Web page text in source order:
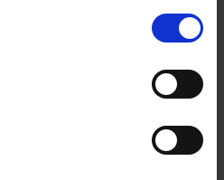
clară asupra structurii